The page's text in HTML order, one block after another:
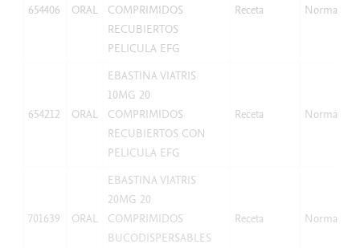
654406 ORAL
COMPRIMIDOS
RECUBIERTOS
PELICULA EFG
Receta Normal
654212 ORAL
EBASTINA VIATRIS
10MG 20
COMPRIMIDOS
RECUBIERTOS CON
PELICULA EFG
Receta Normal
701639 ORAL
EBASTINA VIATRIS
20MG 20
COMPRIMIDOS
BUCODISPERSABLES
Receta Normal